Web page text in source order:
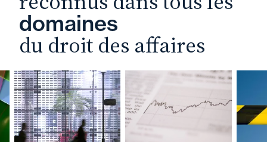
domaines
du droit des affaires